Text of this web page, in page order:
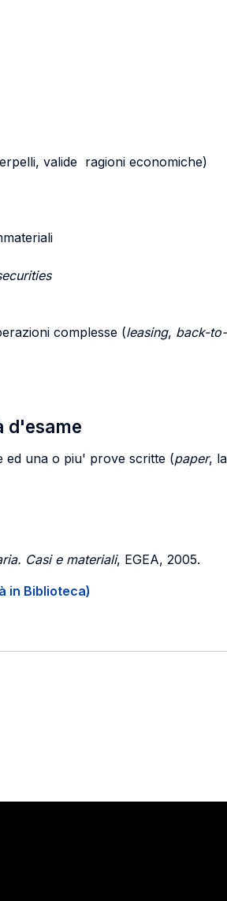
valide ragioni economiche)
complesse (leasing, back-
d'esame
ed una o piu' prove scritte (paper,
Casi e materiali, EGEA, 2005.
in Biblioteca)